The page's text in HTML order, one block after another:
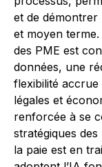
et de
et moyen
des PME est
données, une
flexibilité accrue
légales et
renforcée à se
stratégiques
la paie est en